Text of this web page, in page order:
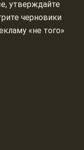
утверждайте
черновики
«не того»